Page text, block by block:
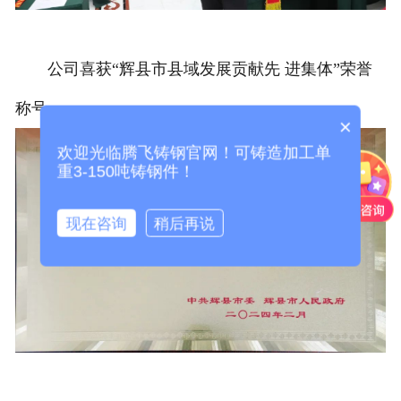
公司喜获“辉县市县域发展贡献先 进集体”荣誉
称号。
×
欢迎光临腾飞铸钢官网！可铸造加工单
重3-150吨铸钢件！
现在咨询 稍后再说